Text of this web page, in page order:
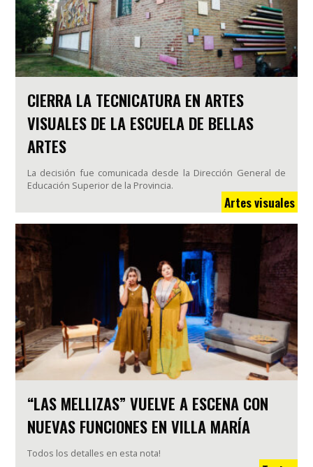
CIERRA LA TECNICATURA EN ARTES
VISUALES DE LA ESCUELA DE BELLAS
ARTES
La decisión fue comunicada desde la Dirección General de
Educación Superior de la Provincia.
Artes visuales
“LAS MELLIZAS” VUELVE A ESCENA CON
NUEVAS FUNCIONES EN VILLA MARÍA
Todos los detalles en esta nota!